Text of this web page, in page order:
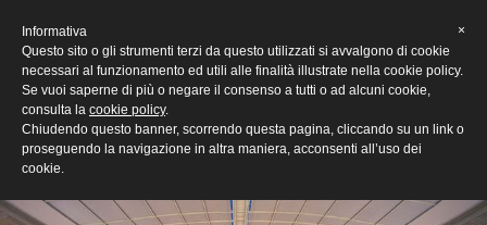
[Eng] ×
Informativa
Questo sito o gli strumenti terzi da questo utilizzati si avvalgono di cookie
necessari al funzionamento ed utili alle finalità illustrate nella cookie policy.
Se vuoi saperne di più o negare il consenso a tutti o ad alcuni cookie,
consulta la cookie policy.
Chiudendo questo banner, scorrendo questa pagina, cliccando su un link o
proseguendo la navigazione in altra maniera, acconsenti all’uso dei
cookie.